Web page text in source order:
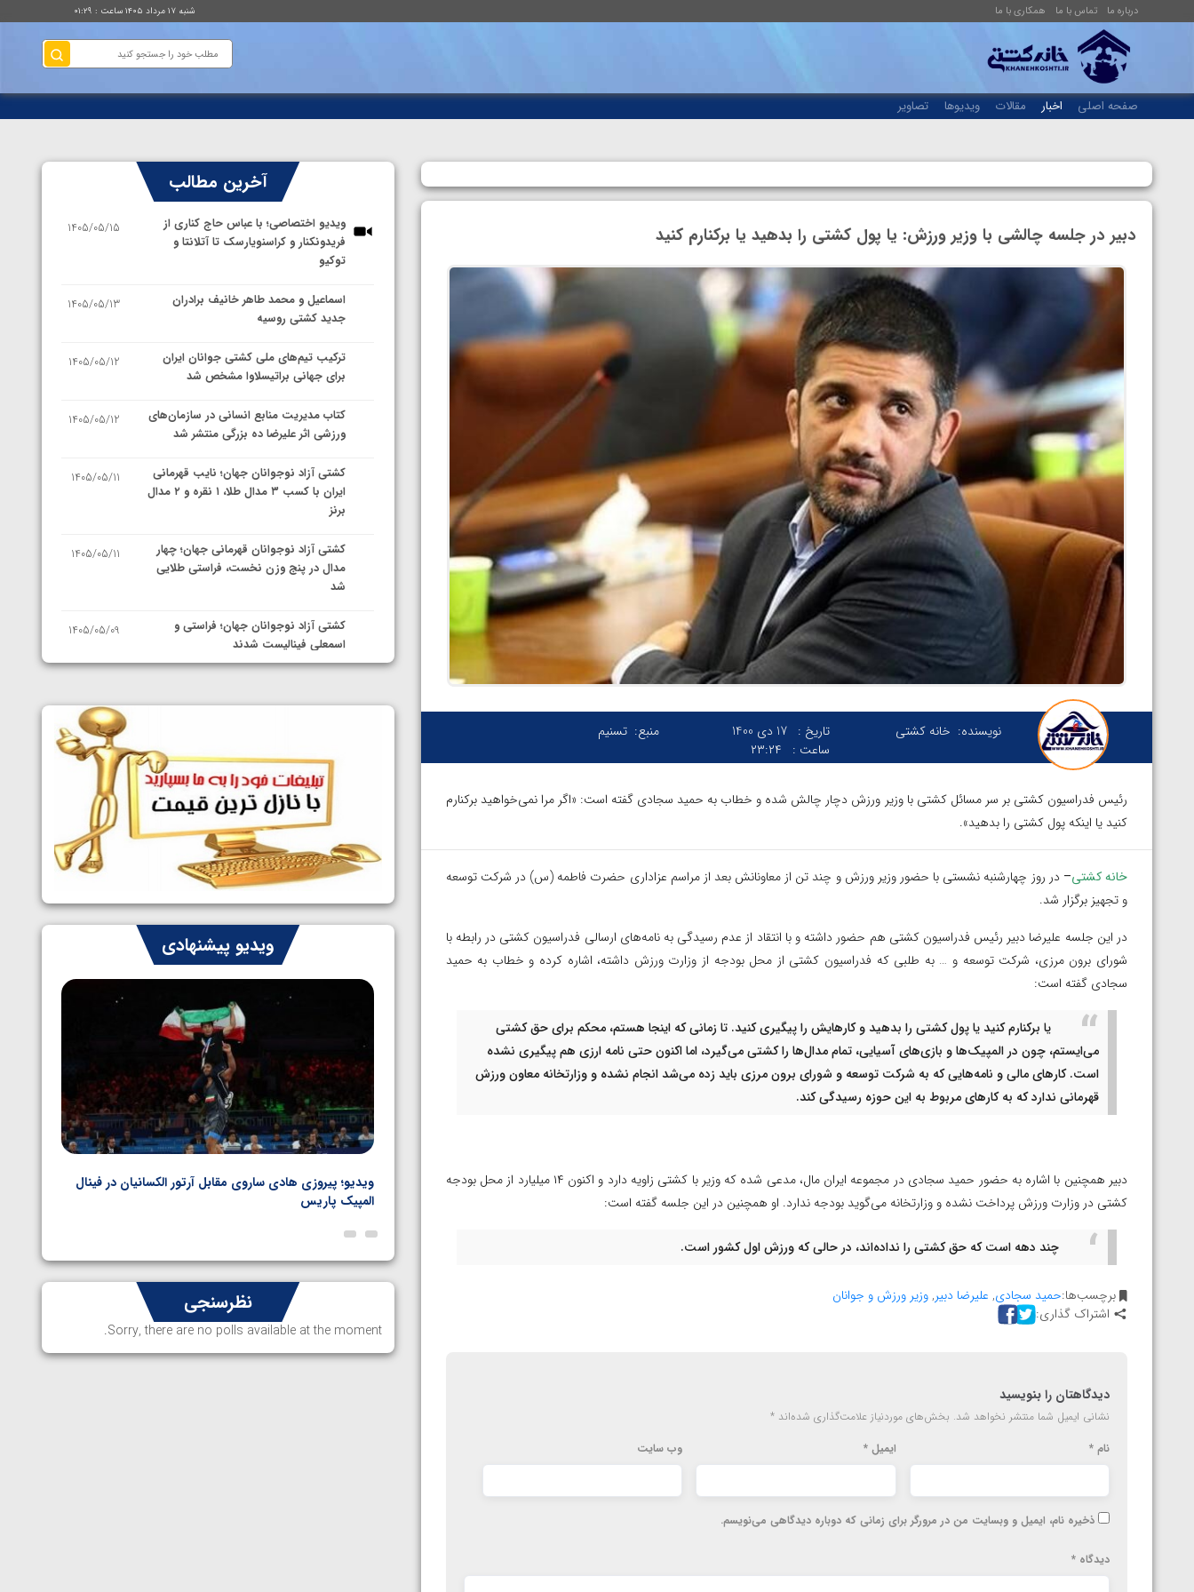
درباره ما تماس با ما همکاری با ما شنبه ۱۷ مرداد ۱۴۰۵ ساعت : ۰۱:۲۹
صفحه اصلی اخبار مقالات ویدیوها تصاویر
دبیر در جلسه چالشی با وزیر ورزش: یا پول کشتی را بدهید یا برکنارم کنید
نویسنده: خانه کشتی تاریخ : 17 دی 1400
ساعت :
۲۳:۲۴
منبع: تسنیم
رئیس فدراسیون کشتی بر سر مسائل کشتی با وزیر ورزش دچار چالش شده و خطاب به حمید سجادی گفته است: «اگر مرا نمی‌خواهید برکنارم
کنید یا اینکه پول کشتی را بدهید».
خانه کشتی– در روز چهارشنبه نشستی با حضور وزیر ورزش و چند تن از معاونانش بعد از مراسم عزاداری حضرت فاطمه (س) در شرکت توسعه
و تجهیز برگزار شد.
در این جلسه علیرضا دبیر رئیس فدراسیون کشتی هم حضور داشته و با انتقاد از عدم رسیدگی به نامه‌های ارسالی فدراسیون کشتی در رابطه با
شورای برون مرزی، شرکت توسعه و … به طلبی که فدراسیون کشتی از محل بودجه از وزارت ورزش داشته، اشاره کرده و خطاب به حمید
سجادی گفته است:
یا برکنارم کنید یا پول کشتی را بدهید و کارهایش را پیگیری کنید. تا زمانی که اینجا هستم، محکم برای حق کشتی
می‌ایستم، چون در المپیک‌ها و بازی‌های آسیایی، تمام مدال‌ها را کشتی می‌گیرد، اما اکنون حتی نامه ارزی هم پیگیری نشده
است. کارهای مالی و نامه‌هایی که به شرکت توسعه و شورای برون مرزی باید زده می‌شد انجام نشده و وزارتخانه معاون ورزش
قهرمانی ندارد که به کارهای مربوط به این حوزه رسیدگی کند.
دبیر همچنین با اشاره به حضور حمید سجادی در مجموعه ایران مال، مدعی شده که وزیر با کشتی زاویه دارد و اکنون ۱۴ میلیارد از محل بودجه
کشتی در وزارت ورزش پرداخت نشده و وزارتخانه می‎‌گوید بودجه‌ ندارد. او همچنین در این جلسه گفته است:
چند دهه است که حق کشتی را نداده‌اند، در حالی که ورزش اول کشور است.
برچسب‌ها:حمید سجادی, علیرضا دبیر,وزیر ورزش و جوانان
اشتراک گذاری:
دیدگاهتان را بنویسید
نشانی ایمیل شما منتشر نخواهد شد. بخش‌های موردنیاز علامت‌گذاری شده‌اند *
نام * ایمیل* وب‌ سایت
ذخیره نام، ایمیل و وبسایت من در مرورگر برای زمانی که دوباره دیدگاهی می‌نویسم.
دیدگاه *
آخرین مطالب
ویدیو اختصاصی؛ با عباس حاج کناری از
فریدونکنار و کراسنویارسک تا آتلانتا و
توکیو
1405/05/15
اسماعیل و محمد طاهر خانیف برادران
جدید کشتی روسیه
1405/05/13
ترکیب تیم‌های ملی کشتی جوانان ایران
برای جهانی براتیسلاوا مشخص شد
1405/05/12
کتاب مدیریت منابع انسانی در سازمان‌های
ورزشی اثر علیرضا ده بزرگی منتشر شد
1405/05/12
کشتی آزاد نوجوانان جهان؛ نایب قهرمانی
ایران با کسب ۳ مدال طلا، ۱ نقره و ۲ مدال
برنز
1405/05/11
کشتی آزاد نوجوانان قهرمانی جهان؛ چهار
مدال در پنج وزن نخست، فراستی طلایی
شد
1405/05/11
کشتی آزاد نوجوانان جهان؛ فراستی و
اسمعلی فینالیست شدند
1405/05/09
نمایندگان ایران مشخص شدند
سوم برای ایران
1405/05/07
ایران چشم به راه چهار مدال در پنج وزن
دوم کشتی فرنگی نوجوانان جهان
1405/05/06
ویدیو پیشنهادی
امین میرزازاده
ویدیو؛ باخت امین کاویانی نژاد مقابل مالخاز آمویان از
ارمنستان
ویدیو؛ صعود حسن یزدانی به فینال المپیک با برتری مقابل
ناظم امینه
ویدیو؛ پیروزی هادی ساروی مقابل آرتور الکسانیان در فینال
المپیک پاریس
نظرسنجی
Sorry, there are no polls available at the moment.